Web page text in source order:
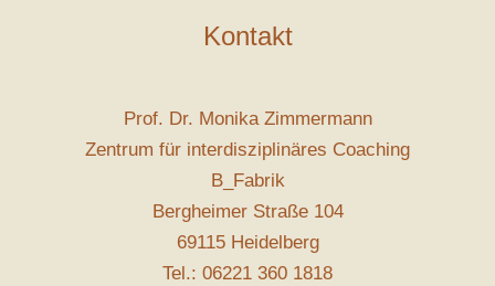
Kontakt
Prof. Dr. Monika Zimmermann
Zentrum für interdisziplinäres Coaching
B_Fabrik
Bergheimer Straße 104
69115 Heidelberg
Tel.: 06221 360 1818